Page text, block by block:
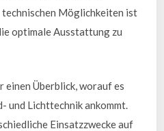
Möglichkeiten ist
optimale Ausstattung zu
einen Überblick, worauf es
und Lichttechnik ankommt.
Einsatzzwecke auf